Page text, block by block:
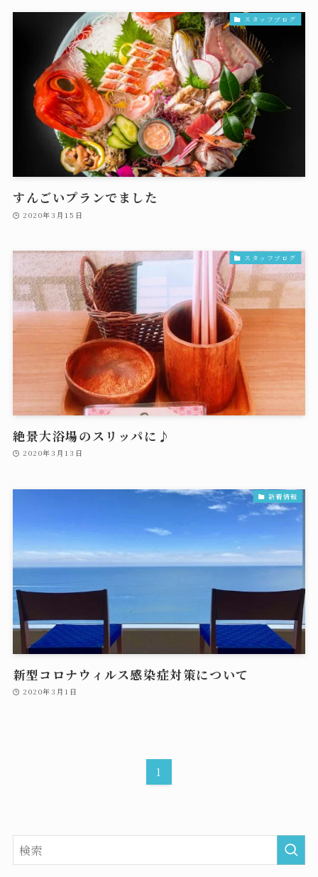
スタッフブログ
すんごいプランでました
2020年3月15日
スタッフブログ
絶景大浴場のスリッパに♪
2020年3月13日
新着情報
新型コロナウィルス感染症対策について
2020年3月1日
1